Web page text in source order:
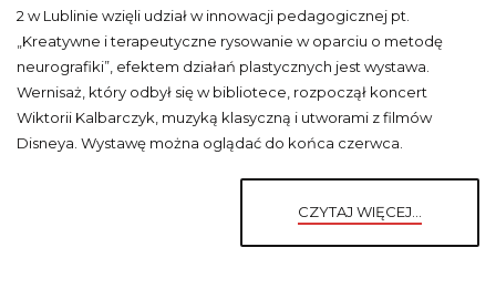
2 w Lublinie wzięli udział w innowacji pedagogicznej pt.
„Kreatywne i terapeutyczne rysowanie w oparciu o metodę
neurografiki”, efektem działań plastycznych jest wystawa.
Wernisaż, który odbył się w bibliotece, rozpoczął koncert
Wiktorii Kalbarczyk, muzyką klasyczną i utworami z filmów
Disneya. Wystawę można oglądać do końca czerwca.
CZYTAJ WIĘCEJ...